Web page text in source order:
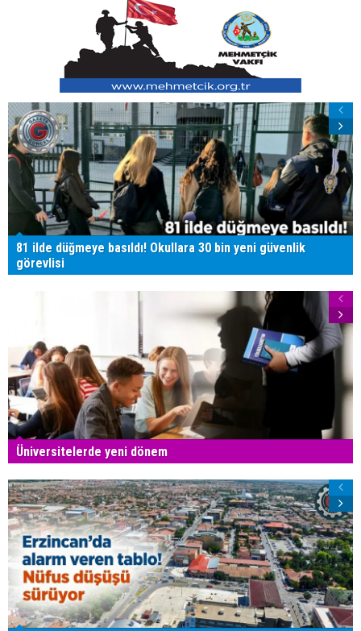
81 ilde düğmeye basıldı! Okullara 30 bin yeni güvenlik
görevlisi
Üniversitelerde yeni dönem